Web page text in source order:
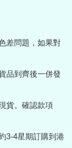
差問題，如果對
品到齊後一併發
貨。確認款項
3-4星期訂購到港